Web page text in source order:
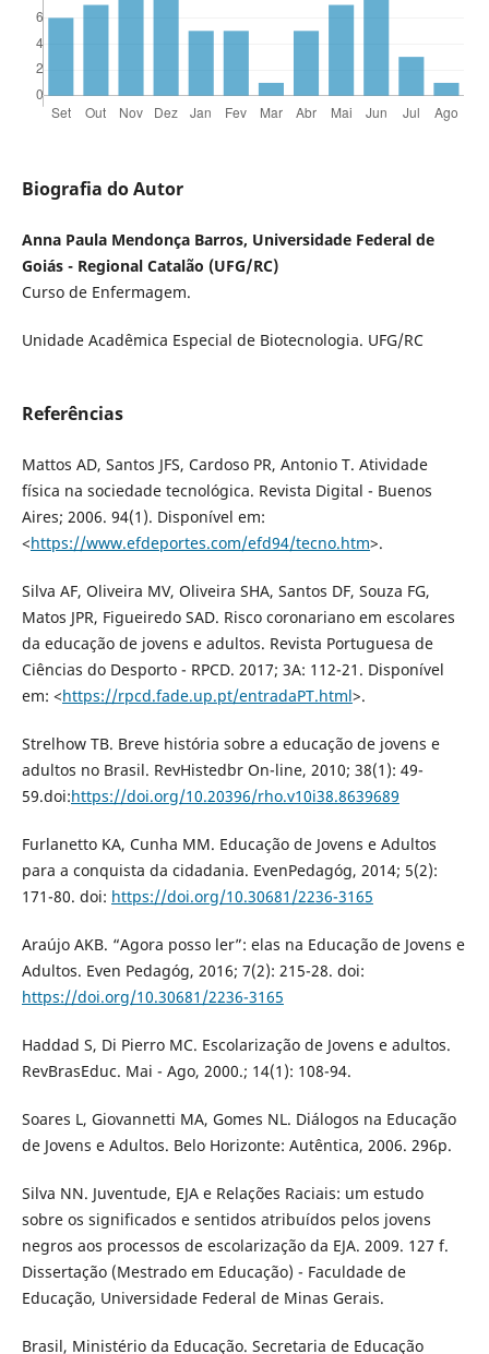
Biografia do Autor
Anna Paula Mendonça Barros, Universidade Federal de
Goiás - Regional Catalão (UFG/RC)
Curso de Enfermagem.
Unidade Acadêmica Especial de Biotecnologia. UFG/RC
Referências
Mattos AD, Santos JFS, Cardoso PR, Antonio T. Atividade
física na sociedade tecnológica. Revista Digital - Buenos
Aires; 2006. 94(1). Disponível em:
<https://www.efdeportes.com/efd94/tecno.htm>.
Silva AF, Oliveira MV, Oliveira SHA, Santos DF, Souza FG,
Matos JPR, Figueiredo SAD. Risco coronariano em escolares
da educação de jovens e adultos. Revista Portuguesa de
Ciências do Desporto - RPCD. 2017; 3A: 112-21. Disponível
em: <https://rpcd.fade.up.pt/entradaPT.html>.
Strelhow TB. Breve história sobre a educação de jovens e
adultos no Brasil. RevHistedbr On-line, 2010; 38(1): 49-
59.doi:https://doi.org/10.20396/rho.v10i38.8639689
Furlanetto KA, Cunha MM. Educação de Jovens e Adultos
para a conquista da cidadania. EvenPedagóg, 2014; 5(2):
171-80. doi: https://doi.org/10.30681/2236-3165
Araújo AKB. “Agora posso ler”: elas na Educação de Jovens e
Adultos. Even Pedagóg, 2016; 7(2): 215-28. doi:
https://doi.org/10.30681/2236-3165
Haddad S, Di Pierro MC. Escolarização de Jovens e adultos.
RevBrasEduc. Mai - Ago, 2000.; 14(1): 108-94.
Soares L, Giovannetti MA, Gomes NL. Diálogos na Educação
de Jovens e Adultos. Belo Horizonte: Autêntica, 2006. 296p.
Silva NN. Juventude, EJA e Relações Raciais: um estudo
sobre os significados e sentidos atribuídos pelos jovens
negros aos processos de escolarização da EJA. 2009. 127 f.
Dissertação (Mestrado em Educação) - Faculdade de
Educação, Universidade Federal de Minas Gerais.
Brasil, Ministério da Educação. Secretaria de Educação